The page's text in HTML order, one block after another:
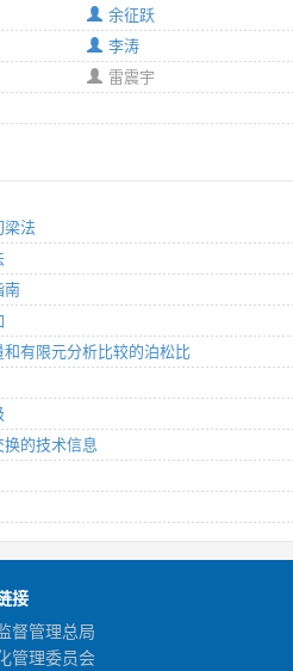
余征跃
李涛
雷震宇
梁法
南
有限元分析比较的泊松比
的技术信息
接
督管理总局
管理委员会